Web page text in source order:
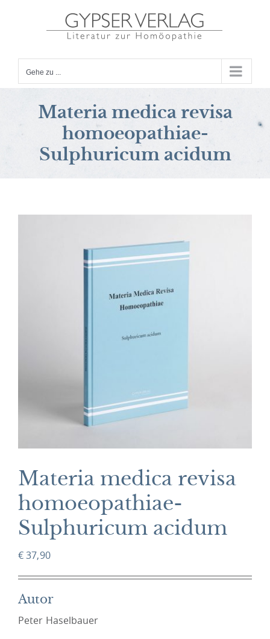
Gehe zu ...
Materia medica revisa
homoeopathiae-
Sulphuricum acidum
Materia medica revisa
homoeopathiae-
Sulphuricum acidum
€37,90
Autor
Peter Haselbauer